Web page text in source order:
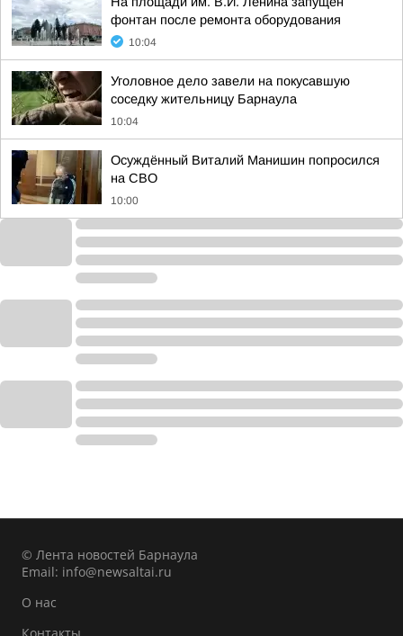
фонтан после ремонта оборудования
10:04
Уголовное дело завели на покусавшую
соседку жительницу Барнаула
10:04
Осуждённый Виталий Манишин попросился
на СВО
10:00
© Лента новостей Барнаула
Email: info@newsaltai.ru
О нас